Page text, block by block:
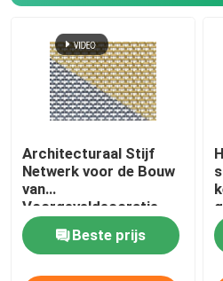
Versterkt gaas voor
Architecturaal Stijf
Netwerk voor de Bouw
van
Voorgeveldecoratie
Beste prijs